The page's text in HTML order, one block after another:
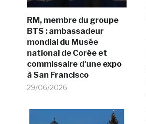
RM, membre du groupe
BTS : ambassadeur
mondial du Musée
national de Corée et
commissaire d’une expo
à San Francisco
29/06/2026